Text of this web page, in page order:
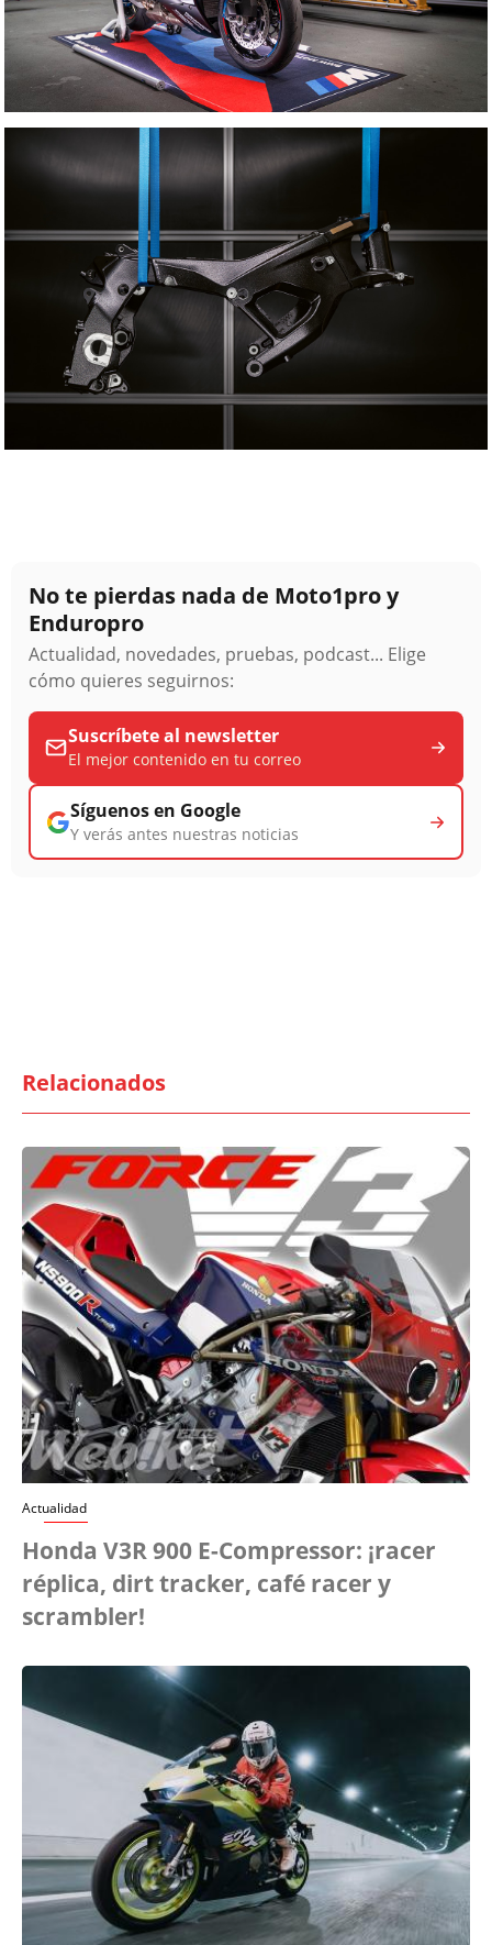
No te pierdas nada de Moto1pro y
Enduropro
Actualidad, novedades, pruebas, podcast... Elige
cómo quieres seguirnos:
Suscríbete al newsletter
El mejor contenido en tu correo
Síguenos en Google
Y verás antes nuestras noticias
Relacionados
Actualidad
Honda V3R 900 E-Compressor: ¡racer
réplica, dirt tracker, café racer y
scrambler!